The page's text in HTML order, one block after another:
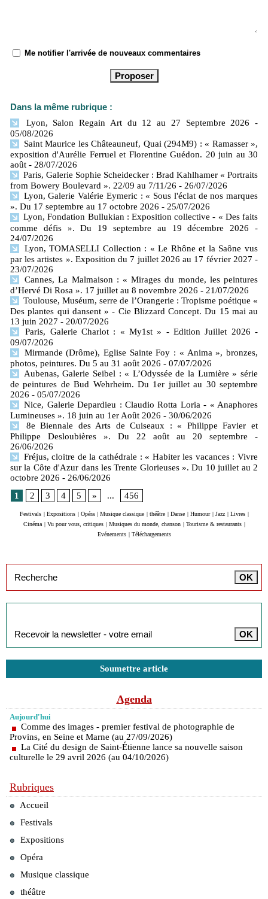
Me notifier l'arrivée de nouveaux commentaires
Dans la même rubrique :
Lyon, Salon Regain Art du 12 au 27 Septembre 2026
-
05/08/2026
Saint Maurice les Châteauneuf, Quai (294M9) : « Ramasser »,
exposition d'Aurélie Ferruel et Florentine Guédon. 20 juin au 30
août - 28/07/2026
Paris, Galerie Sophie Scheidecker : Brad Kahlhamer « Portraits
from Bowery Boulevard ». 22/09 au 7/11/26 - 26/07/2026
Lyon, Galerie Valérie Eymeric : « Sous l'éclat de nos marques
». Du 17 septembre au 17 octobre 2026 - 25/07/2026
Lyon, Fondation Bullukian : Exposition collective - « Des faits
comme défis ». Du 19 septembre au 19 décembre 2026
-
24/07/2026
Lyon, TOMASELLI Collection : « Le Rhône et la Saône vus
par les artistes ». Exposition du 7 juillet 2026 au 17 février 2027 -
23/07/2026
Cannes, La Malmaison : « Mirages du monde, les peintures
d’Hervé Di Rosa ». 17 juillet au 8 novembre 2026 - 21/07/2026
Toulouse, Muséum, serre de l’Orangerie : Tropisme poétique «
Des plantes qui dansent » - Cie Blizzard Concept. Du 15 mai au
13 juin 2027 - 20/07/2026
Paris, Galerie Charlot : « My1st » - Edition Juillet 2026 -
09/07/2026
Mirmande (Drôme), Eglise Sainte Foy : « Anima », bronzes,
photos, peintures. Du 5 au 31 août 2026 - 07/07/2026
Aubenas, Galerie Seibel : « L’Odyssée de la Lumière » série
de peintures de Bud Wehrheim. Du 1er juillet au 30 septembre
2026 - 05/07/2026
Nice, Galerie Depardieu : Claudio Rotta Loria - « Anaphores
Lumineuses ». 18 juin au 1er Août 2026 - 30/06/2026
8e Biennale des Arts de Cuiseaux : « Philippe Favier et
Philippe Desloubières ». Du 22 août au 20 septembre
-
26/06/2026
Fréjus, cloitre de la cathédrale : « Habiter les vacances : Vivre
sur la Côte d'Azur dans les Trente Glorieuses ». Du 10 juillet au 2
octobre 2026 - 26/06/2026
1
2 3 4 5 » ... 456
Festivals | Expositions | Opéra | Musique classique | théâtre | Danse | Humour | Jazz | Livres |
Cinéma | Vu pour vous, critiques | Musiques du monde, chanson | Tourisme & restaurants |
Evénements | Téléchargements
Soumettre article
Agenda
Aujourd'hui
Comme des images - premier festival de photographie de
Provins, en Seine et Marne (au 27/09/2026)
La Cité du design de Saint-Étienne lance sa nouvelle saison
culturelle le 29 avril 2026 (au 04/10/2026)
Rubriques
Accueil
Festivals
Expositions
Opéra
Musique classique
théâtre